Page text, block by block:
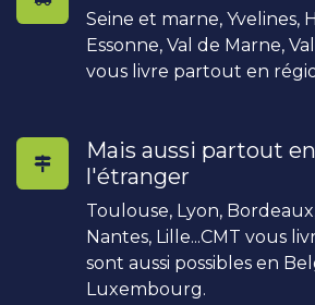
Seine et marne, Yvelines,
Essonne, Val de Marne,
vous livre partout en
Mais aussi partout
l'étranger
Toulouse, Lyon,
Nantes, Lille...CMT vous
sont aussi possibles en
Luxembourg.